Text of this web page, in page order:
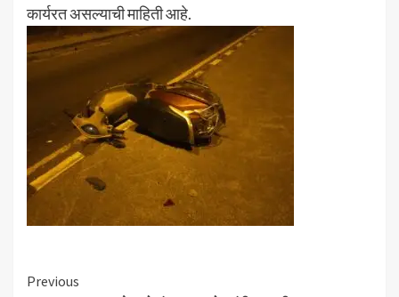
कार्यरत असल्याची माहिती आहे.
Continue
Previous